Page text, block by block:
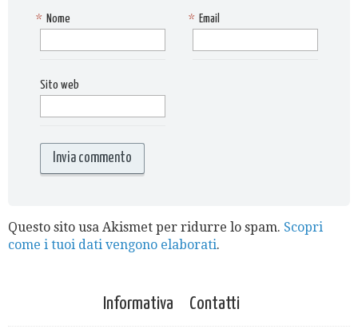
Nome
* Email
*
Sito web
Questo sito usa Akismet per ridurre lo spam. Scopri
come i tuoi dati vengono elaborati.
Informativa Contatti